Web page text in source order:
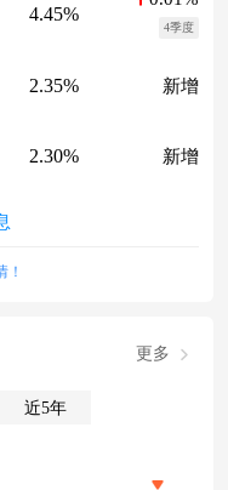
4.45%
4季度
2.35% 新增
2.30% 新增
！
更多
近5年